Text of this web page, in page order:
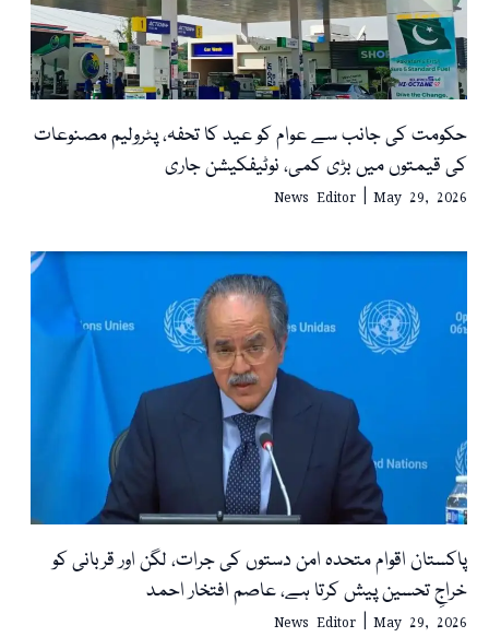
حکومت کی جانب سے عوام کو عید کا تحفہ، پٹرولیم مصنوعات
کی قیمتوں میں بڑی کمی، نوٹیفکیشن جاری
News Editor May 29, 2026
پاکستان اقوام متحدہ امن دستوں کی جرات، لگن اور قربانی کو
خراجِ تحسین پیش کرتا ہے، عاصم افتخار احمد
News Editor May 29, 2026